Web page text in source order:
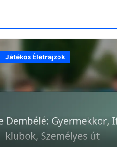
Játékos Életrajzok